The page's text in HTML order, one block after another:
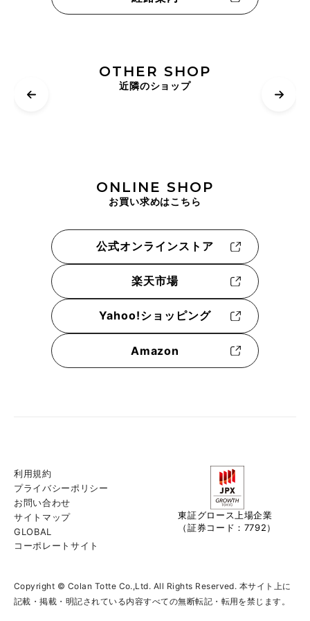
OTHER SHOP
近隣のショップ
ONLINE SHOP
お買い求めはこちら
公式オンラインストア
楽天市場
Yahoo!ショッピング
Amazon
利用規約
プライバシーポリシー
お問い合わせ
サイトマップ
GLOBAL
コーポレートサイト
東証グロース上場企業
（証券コード：7792）
Copyright © Colan Totte Co.,Ltd. All Rights Reserved. 本サイト上に
記載・掲載・明記されている内容すべての無断転記・転用を禁じます。